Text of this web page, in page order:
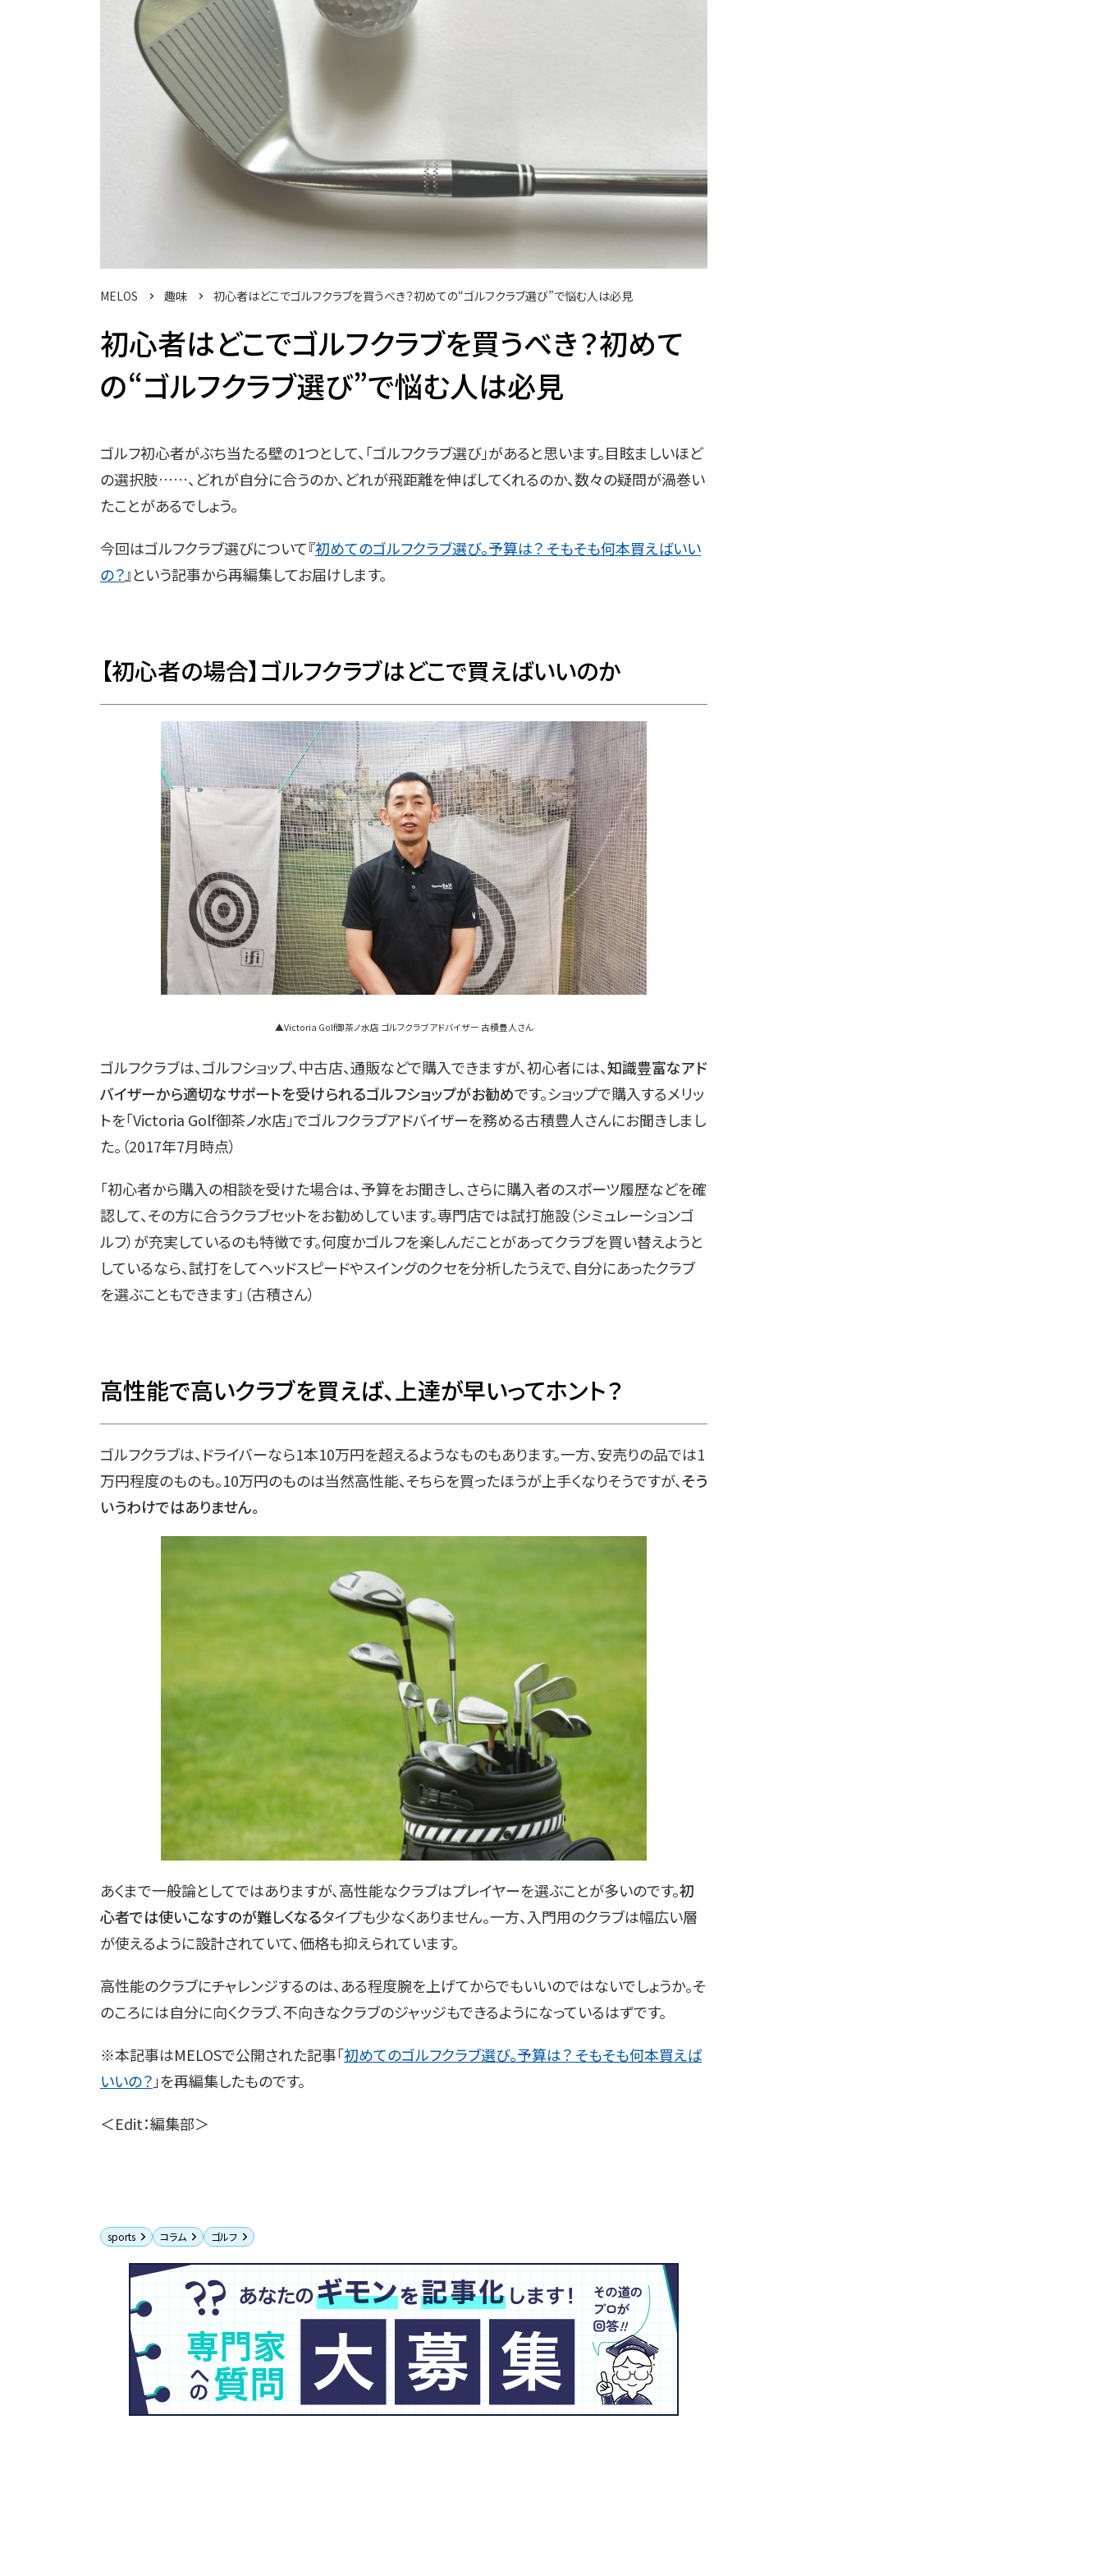
MELOS 趣味 初心者はどこでゴルフクラブを買うべき？初めての“ゴルフクラブ選び”で悩む人は必見
初心者はどこでゴルフクラブを買うべき？初めて
の“ゴルフクラブ選び”で悩む人は必見
ゴルフ初心者がぶち当たる壁の1つとして、「ゴルフクラブ選び」があると思います。目眩ましいほど
の選択肢……、どれが自分に合うのか、どれが飛距離を伸ばしてくれるのか、数々の疑問が渦巻い
たことがあるでしょう。
今回はゴルフクラブ選びについて『初めてのゴルフクラブ選び。予算は？ そもそも何本買えばいい
の？』という記事から再編集してお届けします。
【初心者の場合】ゴルフクラブはどこで買えばいいのか
▲Victoria Golf御茶ノ水店 ゴルフクラブアドバイザー 古積豊人さん
ゴルフクラブは、ゴルフショップ、中古店、通販などで購入できますが、初心者には、知識豊富なアド
バイザーから適切なサポートを受けられるゴルフショップがお勧めです。ショップで購入するメリッ
トを「Victoria Golf御茶ノ水店」でゴルフクラブアドバイザーを務める古積豊人さんにお聞きしまし
た。（2017年7月時点）
「初心者から購入の相談を受けた場合は、予算をお聞きし、さらに購入者のスポーツ履歴などを確
認して、その方に合うクラブセットをお勧めしています。専門店では試打施設（シミュレーションゴ
ルフ）が充実しているのも特徴です。何度かゴルフを楽しんだことがあってクラブを買い替えようと
しているなら、試打をしてヘッドスピードやスイングのクセを分析したうえで、自分にあったクラブ
を選ぶこともできます」（古積さん）
高性能で高いクラブを買えば、上達が早いってホント？
ゴルフクラブは、ドライバーなら1本10万円を超えるようなものもあります。一方、安売りの品では1
万円程度のものも。10万円のものは当然高性能、そちらを買ったほうが上手くなりそうですが、そう
いうわけではありません。
あくまで一般論としてではありますが、高性能なクラブはプレイヤーを選ぶことが多いのです。初
心者では使いこなすのが難しくなるタイプも少なくありません。一方、入門用のクラブは幅広い層
が使えるように設計されていて、価格も抑えられています。
高性能のクラブにチャレンジするのは、ある程度腕を上げてからでもいいのではないでしょうか。そ
のころには自分に向くクラブ、不向きなクラブのジャッジもできるようになっているはずです。
※本記事はMELOSで公開された記事「初めてのゴルフクラブ選び。予算は？ そもそも何本買えば
いいの？ 」を再編集したものです。
＜Edit：編集部＞
sports コラム ゴルフ